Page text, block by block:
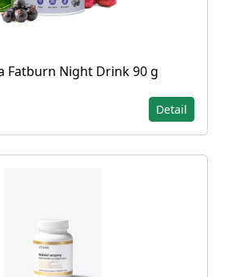
Fatburn Night Drink 90 g
Detail